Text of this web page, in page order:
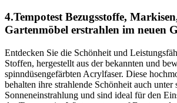
4.Tempotest Bezugsstoffe,
Gartenmöbel erstrahlen im neuen
Entdecken Sie die Schönheit und
Stoffen, hergestellt aus der bekannten und
spinndüsengefärbten Acrylfaser. Diese
behalten ihre strahlende Schönheit auch unter
Sonneneinstrahlung und sind ideal für den